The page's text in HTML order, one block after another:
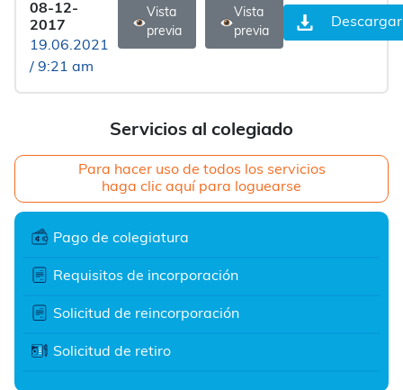
Servicios al colegiado
Para hacer uso de todos los servicios
haga clic aquí para loguearse
Pago de colegiatura
Requisitos de incorporación
Solicitud de reincorporación
Solicitud de retiro
08-12-
2017
19.06.2021
/ 9:21 am
Vista
previa
Vista
previa
Descargar